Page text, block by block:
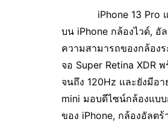
iPhone 13 Pro และ
บน iPhone กล้องไวด์, อั
ความสามารถของกล้อง
จอ Super Retina XDR
จนถึง 120Hz และยังมีอ
mini มอบดีไซน์กล้องแบ
ของ iPhone, กล้องอัลต